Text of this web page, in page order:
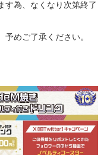
す為、なくなり次第終了
めご了承ください。